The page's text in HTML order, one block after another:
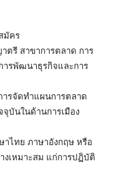
มัคร
รี สาขาการตลาด การ
ารพัฒนาธุรกิจและการ
ารจัดทำแผนการตลาด
บันในด้านการเมือง
าไทย ภาษาอังกฤษ หรือ
งเหมาะสม แก่การปฏิบัติ